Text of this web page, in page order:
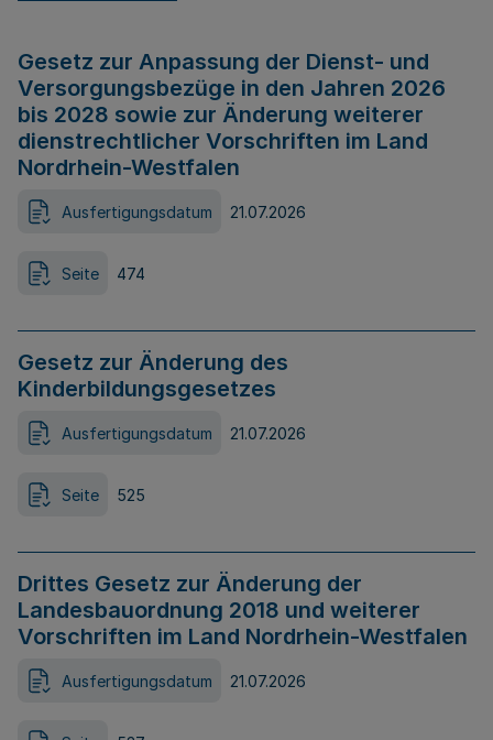
Gesetz zur Anpassung der Dienst- und
Versorgungsbezüge in den Jahren 2026
bis 2028 sowie zur Änderung weiterer
dienstrechtlicher Vorschriften im Land
Nordrhein-Westfalen
Ausfertigungsdatum 21.07.2026
Seite 474
Gesetz zur Änderung des
Kinderbildungsgesetzes
Ausfertigungsdatum 21.07.2026
Seite 525
Drittes Gesetz zur Änderung der
Landesbauordnung 2018 und weiterer
Vorschriften im Land Nordrhein-Westfalen
Ausfertigungsdatum 21.07.2026